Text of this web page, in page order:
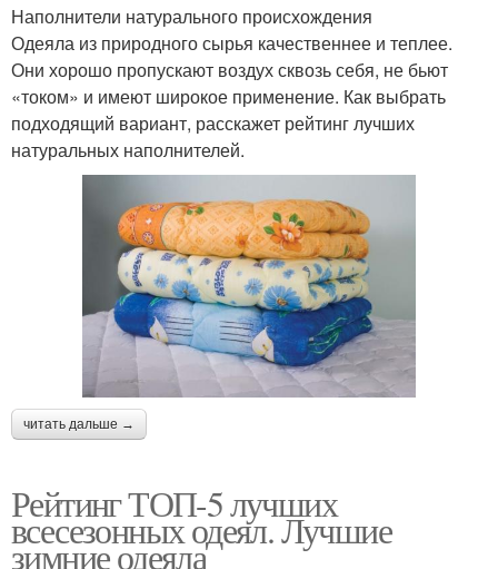
Наполнители натурального происхождения
Одеяла из природного сырья качественнее и теплее.
Они хорошо пропускают воздух сквозь себя, не бьют
«током» и имеют широкое применение. Как выбрать
подходящий вариант, расскажет рейтинг лучших
натуральных наполнителей.
читать дальше →
Рейтинг ТОП-5 лучших
всесезонных одеял. Лучшие
зимние одеяла